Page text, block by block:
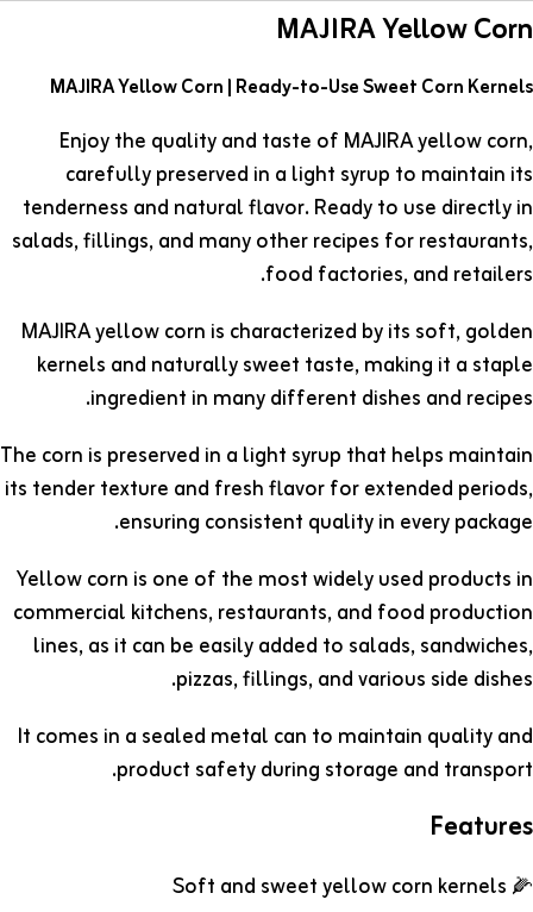
MAJIRA Yellow Corn
MAJIRA Yellow Corn | Ready-to-Use Sweet Corn Kernels
Enjoy the quality and taste of MAJIRA yellow corn,
carefully preserved in a light syrup to maintain its
tenderness and natural flavor. Ready to use directly in
salads, fillings, and many other recipes for restaurants,
food factories, and retailers.
MAJIRA yellow corn is characterized by its soft, golden
kernels and naturally sweet taste, making it a staple
ingredient in many different dishes and recipes.
The corn is preserved in a light syrup that helps maintain
its tender texture and fresh flavor for extended periods,
ensuring consistent quality in every package.
Yellow corn is one of the most widely used products in
commercial kitchens, restaurants, and food production
lines, as it can be easily added to salads, sandwiches,
pizzas, fillings, and various side dishes.
It comes in a sealed metal can to maintain quality and
product safety during storage and transport.
Features
🌽 Soft and sweet yellow corn kernels